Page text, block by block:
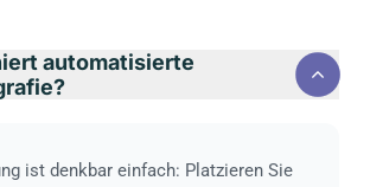
automatisierte
ist denkbar einfach: Platzieren Sie